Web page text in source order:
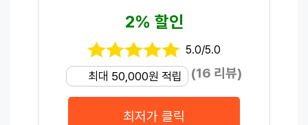
2% 할인
5.0/5.0
최대 50,000원 적립 (16 리뷰)
최저가 클릭